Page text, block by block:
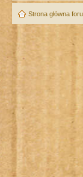
Strona główna